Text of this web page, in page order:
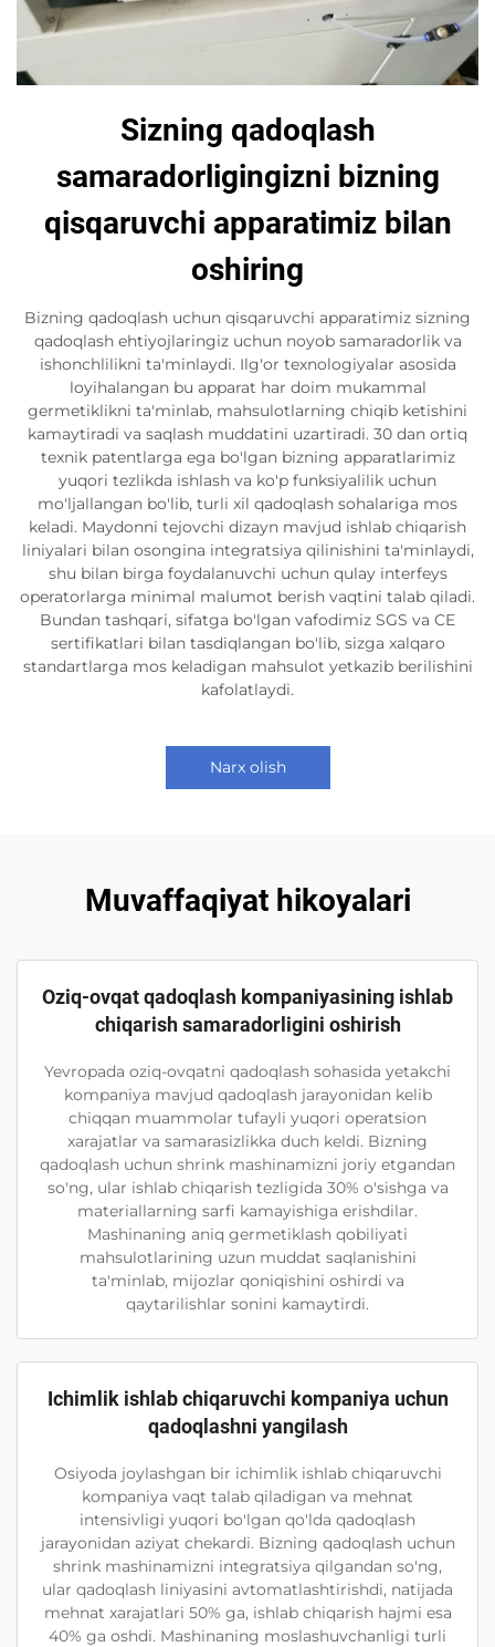
Sizning qadoqlash
samaradorligingizni bizning
qisqaruvchi apparatimiz bilan
oshiring
Bizning qadoqlash uchun qisqaruvchi apparatimiz sizning
qadoqlash ehtiyojlaringiz uchun noyob samaradorlik va
ishonchlilikni ta'minlaydi. Ilg'or texnologiyalar asosida
loyihalangan bu apparat har doim mukammal
germetiklikni ta'minlab, mahsulotlarning chiqib ketishini
kamaytiradi va saqlash muddatini uzartiradi. 30 dan ortiq
texnik patentlarga ega bo'lgan bizning apparatlarimiz
yuqori tezlikda ishlash va ko'p funksiyalilik uchun
mo'ljallangan bo'lib, turli xil qadoqlash sohalariga mos
keladi. Maydonni tejovchi dizayn mavjud ishlab chiqarish
liniyalari bilan osongina integratsiya qilinishini ta'minlaydi,
shu bilan birga foydalanuvchi uchun qulay interfeys
operatorlarga minimal malumot berish vaqtini talab qiladi.
Bundan tashqari, sifatga bo'lgan vafodimiz SGS va CE
sertifikatlari bilan tasdiqlangan bo'lib, sizga xalqaro
standartlarga mos keladigan mahsulot yetkazib berilishini
kafolatlaydi.
Narx olish
Muvaffaqiyat hikoyalari
Oziq-ovqat qadoqlash kompaniyasining ishlab
chiqarish samaradorligini oshirish
Yevropada oziq-ovqatni qadoqlash sohasida yetakchi
kompaniya mavjud qadoqlash jarayonidan kelib
chiqqan muammolar tufayli yuqori operatsion
xarajatlar va samarasizlikka duch keldi. Bizning
qadoqlash uchun shrink mashinamizni joriy etgandan
so'ng, ular ishlab chiqarish tezligida 30% o'sishga va
materiallarning sarfi kamayishiga erishdilar.
Mashinaning aniq germetiklash qobiliyati
mahsulotlarining uzun muddat saqlanishini
ta'minlab, mijozlar qoniqishini oshirdi va
qaytarilishlar sonini kamaytirdi.
Ichimlik ishlab chiqaruvchi kompaniya uchun
qadoqlashni yangilash
Osiyoda joylashgan bir ichimlik ishlab chiqaruvchi
kompaniya vaqt talab qiladigan va mehnat
intensivligi yuqori bo'lgan qo'lda qadoqlash
jarayonidan aziyat chekardi. Bizning qadoqlash uchun
shrink mashinamizni integratsiya qilgandan so'ng,
ular qadoqlash liniyasini avtomatlashtirishdi, natijada
mehnat xarajatlari 50% ga, ishlab chiqarish hajmi esa
40% ga oshdi. Mashinaning moslashuvchanligi turli